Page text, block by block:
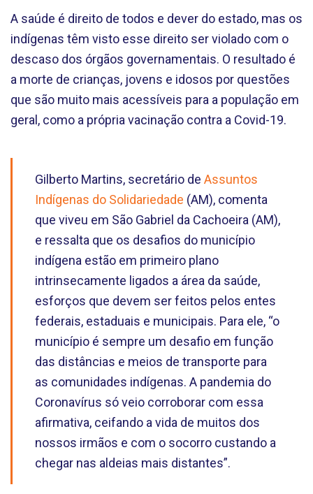
A saúde é direito de todos e dever do estado, mas os
indígenas têm visto esse direito ser violado com o
descaso dos órgãos governamentais. O resultado é
a morte de crianças, jovens e idosos por questões
que são muito mais acessíveis para a população em
geral, como a própria vacinação contra a Covid-19.
Gilberto Martins, secretário de Assuntos
Indígenas do Solidariedade (AM), comenta
que viveu em São Gabriel da Cachoeira (AM),
e ressalta que os desafios do município
indígena estão em primeiro plano
intrinsecamente ligados a área da saúde,
esforços que devem ser feitos pelos entes
federais, estaduais e municipais. Para ele, “o
município é sempre um desafio em função
das distâncias e meios de transporte para
as comunidades indígenas. A pandemia do
Coronavírus só veio corroborar com essa
afirmativa, ceifando a vida de muitos dos
nossos irmãos e com o socorro custando a
chegar nas aldeias mais distantes”.